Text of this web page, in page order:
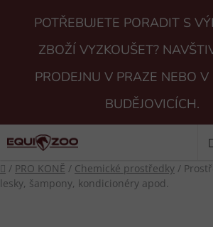
POTŘEBUJETE PORADIT S
ZBOŽÍ VYZKOUŠET?
PRODEJNU V PRAZE NEBO V
BUDĚJOVICÍCH.
Domů
/ PRO KONĚ / Chemické prostředky /
lesky, šampony, kondicionéry apod.